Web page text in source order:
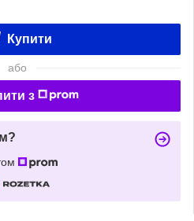
Купити
або
з